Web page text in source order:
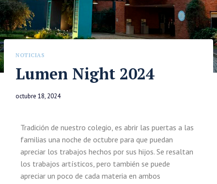
NOTICIAS
Lumen Night 2024
octubre 18, 2024
Tradición de nuestro colegio, es abrir las puertas a las
familias una noche de octubre para que puedan
apreciar los trabajos hechos por sus hijos. Se resaltan
los trabajos artísticos, pero también se puede
apreciar un poco de cada materia en ambos